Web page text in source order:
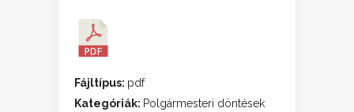
Fájltípus: pdf
Kategóriák: Polgármesteri döntések